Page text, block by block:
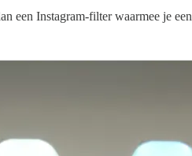
Instagram-filter waarmee je